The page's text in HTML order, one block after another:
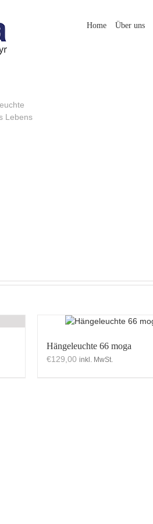
Home Über uns
Hängeleuchte 66 moga
€129,00 inkl. MwSt.